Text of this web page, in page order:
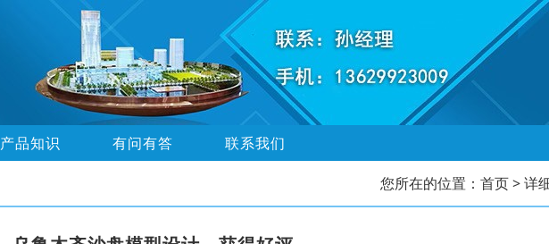
产品知识 有问有答 联系我们
您所在的位置： 首页> 详